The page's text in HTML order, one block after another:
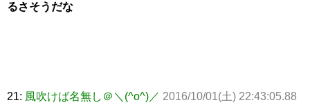
るさそうだな
21: 風吹けば名無し＠＼(^o^)／ 2016/10/01(土) 22:43:05.88